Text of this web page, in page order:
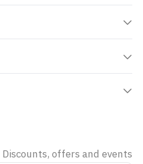
Discounts, offers and events